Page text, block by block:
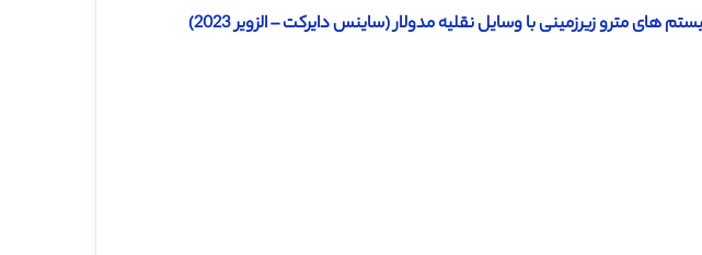
های مترو زیرزمینی با وسایل نقلیه مدولار (ساینس دایرکت – الزویر 2023)